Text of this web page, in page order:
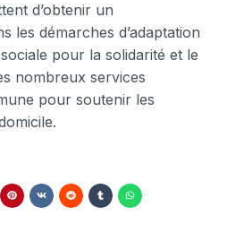
d’obtenir un
les démarches d’adaptation
pour la solidarité et le
nombreux services
pour soutenir les